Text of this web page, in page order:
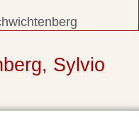
Sylvio